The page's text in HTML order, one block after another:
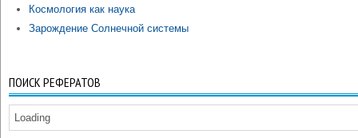
Космология как наука
Зарождение Солнечной системы
ПОИСК РЕФЕРАТОВ
Loading